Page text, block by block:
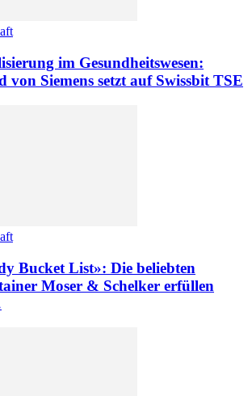
im Gesundheitswesen:
von Siemens setzt auf Swissbit TSE
Bucket List»: Die beliebten
Moser & Schelker erfüllen